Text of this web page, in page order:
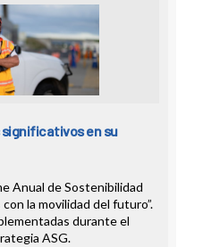
en su
Anual de Sostenibilidad
la movilidad del futuro”.
durante el
ASG.